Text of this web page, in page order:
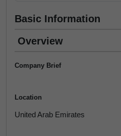
Basic Information
Overview
Company Brief
Location
United Arab Emirates